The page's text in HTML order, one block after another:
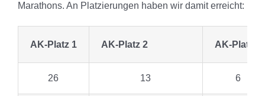
Marathons. An Platzierungen haben wir damit erreicht:
AK-Platz 1 AK-Platz 2 AK-Platz 3
26 13 6